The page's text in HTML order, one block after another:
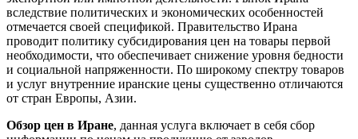
вследствие политических и экономических особенностей
отмечается своей спецификой. Правительство Ирана
проводит политику субсидирования цен на товары первой
необходимости, что обеспечивает снижение уровня бедности
и социальной напряженности. По широкому спектру товаров
и услуг внутренние иранские цены существенно отличаются
от стран Европы, Азии.
Обзор цен в Иране, данная услуга включает в себя сбор